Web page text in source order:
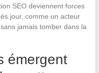
SEO deviennent forces
jour, comme un acteur
jamais tomber dans la
émergent